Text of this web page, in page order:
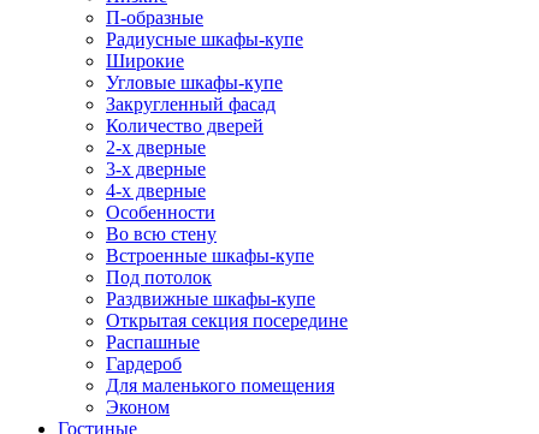
П-образные
Радиусные шкафы-купе
Широкие
Угловые шкафы-купе
Закругленный фасад
Количество дверей
2-х дверные
3-х дверные
4-х дверные
Особенности
Во всю стену
Встроенные шкафы-купе
Под потолок
Раздвижные шкафы-купе
Открытая секция посередине
Распашные
Гардероб
Для маленького помещения
Эконом
Гостиные